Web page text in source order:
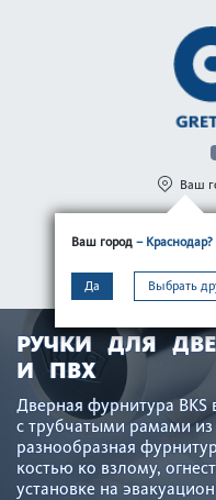
Ваш город – Краснодар?
Да Выбрать
Ваш
МЕНЮ
РУЧКИ ДЛЯ
И ПВХ
Дверная фурнитура BKS
с труб­чатыми рамами
разнообразная
костью ко взлому,
установке на